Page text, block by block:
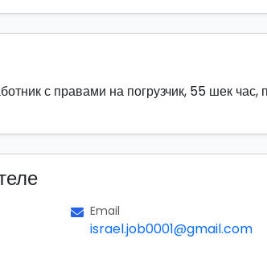
с правами на погрузчик, 55 шек час,
Email
israel.job0001@gmail.com